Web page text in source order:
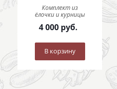
Комплект из
ёлочки и курницы
4 000руб.
В корзину